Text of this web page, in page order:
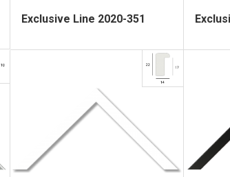
Exclusive Line 2020-351